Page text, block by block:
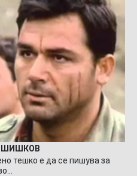
ШИШКОВ
тешко е да се пишува за